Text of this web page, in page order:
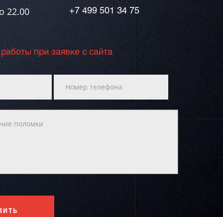
22.00 +7 499 501 34 75
при заявке с сайта